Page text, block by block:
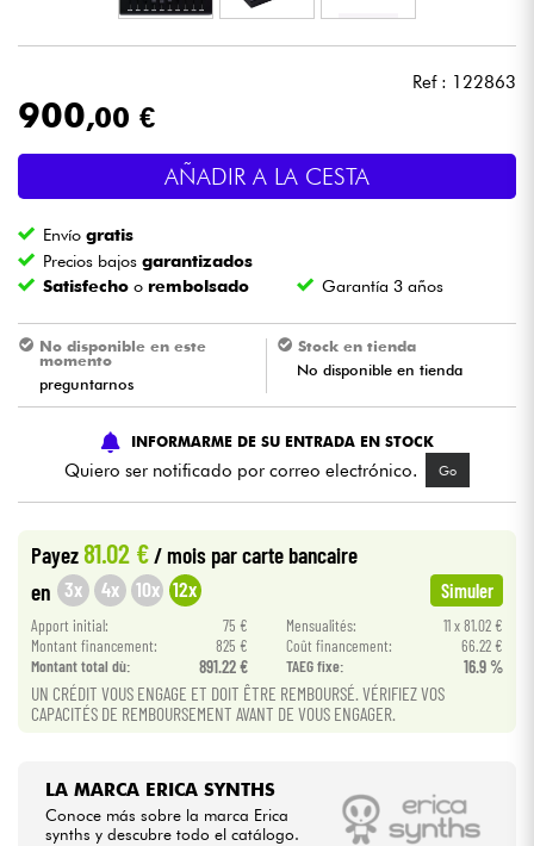
Luces
Vientos
Violines y cuarteto
Niños
Cables & Acces.
Bundle
Ver nuestras marcas
Ref : 122863
900,00 €
AÑADIR A LA CESTA
Envíogratis
Precios bajosgarantizados
Satisfecho o rembolsado Garantía 3 años
No disponible en este
momento
preguntarnos
Stock en tienda
No disponible en tienda
INFORMARME DE SU ENTRADA EN STOCK
Quiero ser notificado por correo electrónico. Go
Payez 81.02 € / mois par carte bancaire
en 3x 4x 10x 12x Simuler
Apport initial: 75 € Mensualités:
11 x 81.02 €
Montant financement:
825 € Coût financement:
66.22 €
Montant total dù:
891.22 € TAEG fixe: 16.9 %
UN CRÉDIT VOUS ENGAGE ET DOIT ÊTRE REMBOURSÉ. VÉRIFIEZ VOS
CAPACITÉS DE REMBOURSEMENT AVANT DE VOUS ENGAGER.
LA MARCA ERICA SYNTHS
Conoce más sobre la marca Erica
synths y descubre todo el catálogo.